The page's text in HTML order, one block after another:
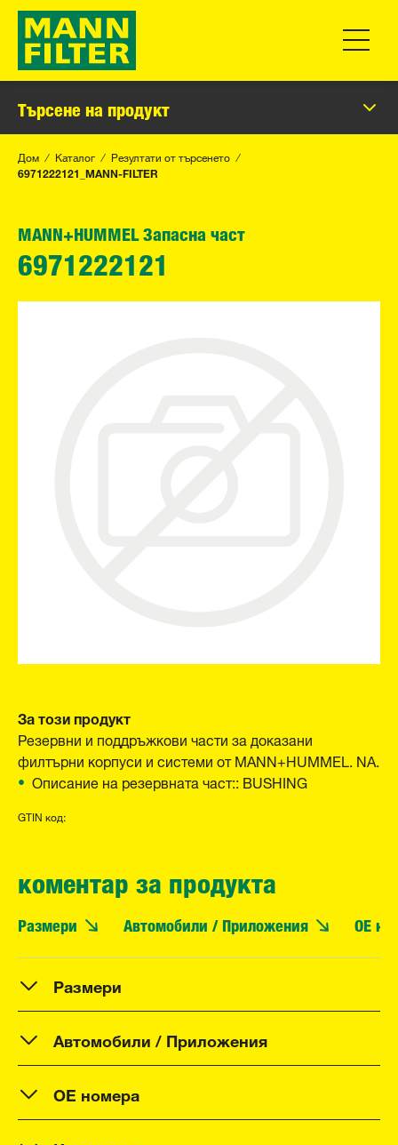
Търсене на продукт
Дом Каталог Резултати от търсенето
6971222121_MANN-FILTER
MANN+HUMMEL Запасна част
6971222121
За този продукт
Резервни и поддръжкови части за доказани
филтърни корпуси и системи от MANN+HUMMEL. NA.
Опиcание на резервната част:: BUSHING
GTIN код:
коментар за продукта
Размери Автомобили / Приложения OE
Размери
Автомобили / Приложения
OE номера